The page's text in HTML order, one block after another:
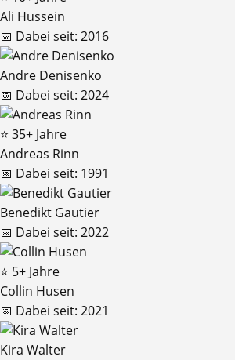
Ali Hussein
📅 Dabei seit: 2016
Andre Denisenko
📅 Dabei seit: 2024
⭐ 35+ Jahre
Andreas Rinn
📅 Dabei seit: 1991
Benedikt Gautier
📅 Dabei seit: 2022
⭐ 5+ Jahre
Collin Husen
📅 Dabei seit: 2021
Kira Walter